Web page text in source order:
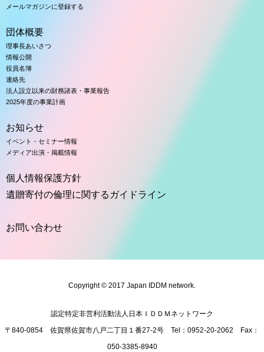
メールマガジンに登録する
団体概要
理事長あいさつ
情報公開
役員名簿
連絡先
法人設立以来の財務諸表・事業報告
2025年度の事業計画
お知らせ
イベント・セミナー情報
メディア出演・掲載情報
個人情報保護方針
遺贈寄付の倫理に関するガイドライン
お問い合わせ
Copyright © 2017 Japan IDDM network.
認定特定非営利活動法人日本ＩＤＤＭネットワーク
〒840-0854 佐賀県佐賀市八戸二丁目１番27-2号 Tel： 0952-20-2062 Fax：
050-3385-8940